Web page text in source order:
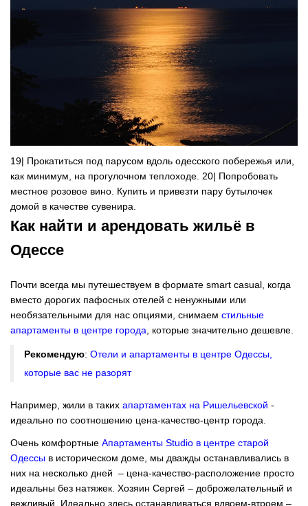
19| Прокатиться под парусом вдоль одесского побережья или,
как минимум, на прогулочном теплоходе. 20| Попробовать
местное розовое вино. Купить и привезти пару бутылочек
домой в качестве сувенира.
Как найти и арендовать жильё в
Одессе
Почти всегда мы путешествуем в формате smart casual, когда
вместо дорогих пафосных отелей с ненужными или
необязательными для нас опциями, снимаем стильные
апартаменты в центре города, которые значительно дешевле.
Рекомендую: Отели и апартаменты в центре Одессы,
которые вас не разорят
Например, жили в таких апартаментах на Ришельевской -
идеально по соотношению цена-качество-центр города.
Очень комфортные Апартаменты Studio в центре старой
Одессы в историческом доме, мы дважды останавливались в
них на несколько дней – цена-качество-расположение просто
идеальны без натяжек. Хозяин Сергей – доброжелательный и
вежливый. Идеально здесь останавливаться вдвоем-втроем –